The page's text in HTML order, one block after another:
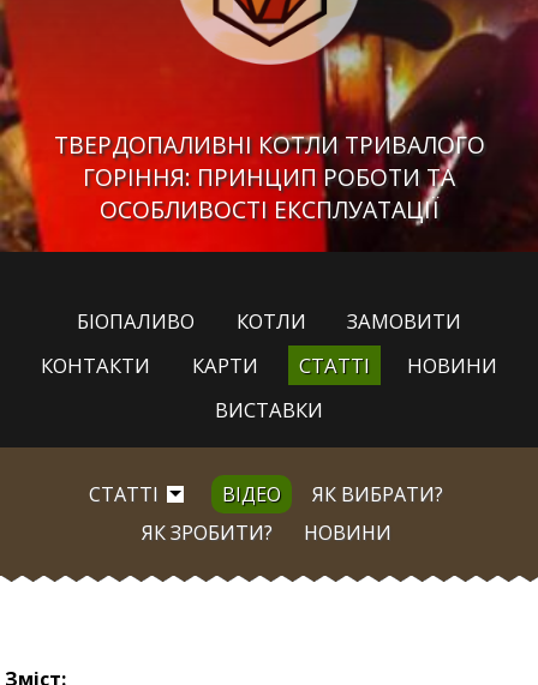
ТВЕРДОПАЛИВНІ КОТЛИ ТРИВАЛОГО
ГОРІННЯ: ПРИНЦИП РОБОТИ ТА
ОСОБЛИВОСТІ ЕКСПЛУАТАЦІЇ
БІОПАЛИВО КОТЛИ
ЗАМОВИТИ
КОНТАКТИ
КАРТИ СТАТТІ
НОВИНИ
ВИСТАВКИ
СТАТТІ ВІДЕО
ЯК ВИБРАТИ?
ЯК ЗРОБИТИ?
НОВИНИ
Зміст: